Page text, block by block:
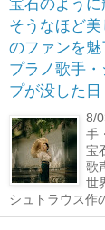
宝石のよう
そうなほど
のファンを
プラノ歌手
プが没した日
8/
手
宝
歌
世
シュトラウス作